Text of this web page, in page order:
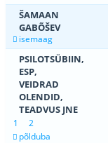
ŠAMAAN
GABÕŠEV
isemaag
PSILOTSÜBIIN,
ESP,
VEIDRAD
OLENDID,
TEADVUS JNE
1
2
põlduba